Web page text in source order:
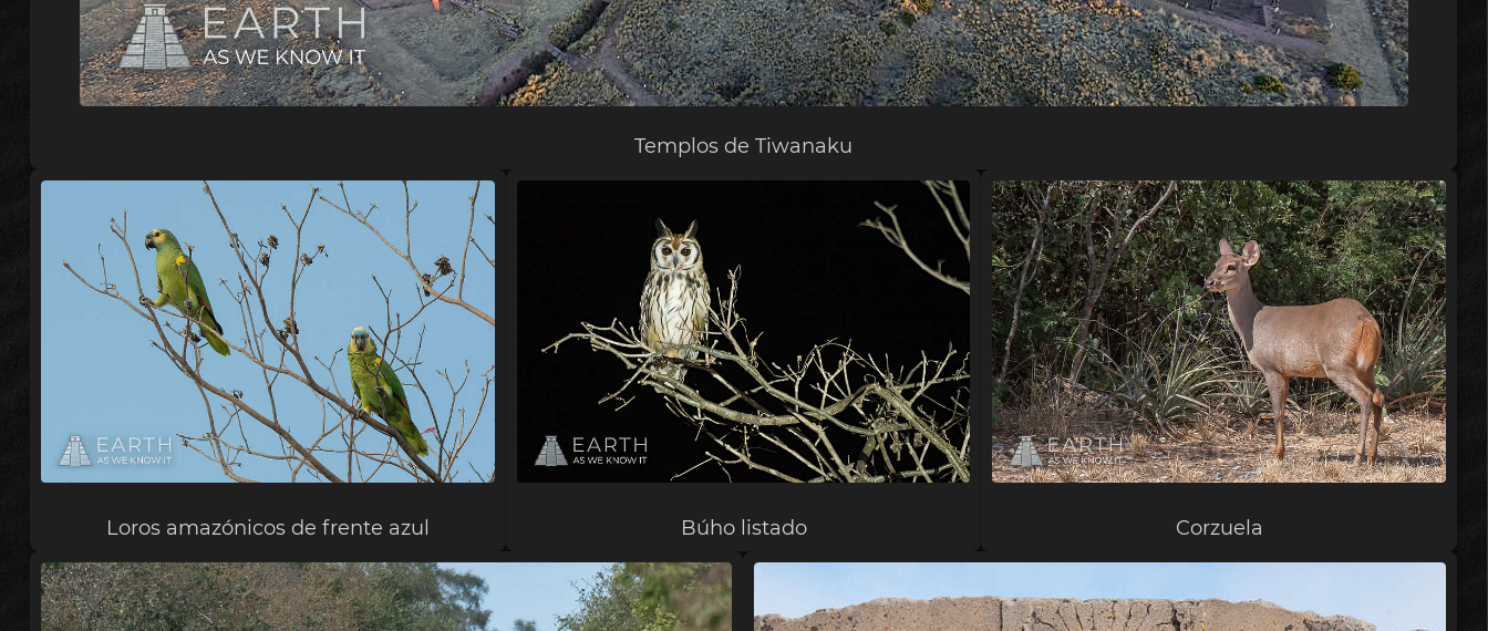
Templos de Tiwanaku
Loros amazónicos de frente azul Búho listado Corzuela